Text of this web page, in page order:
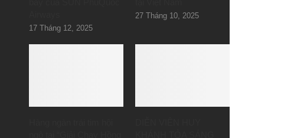
17 Tháng 12, 2025
27 Tháng 10, 2025